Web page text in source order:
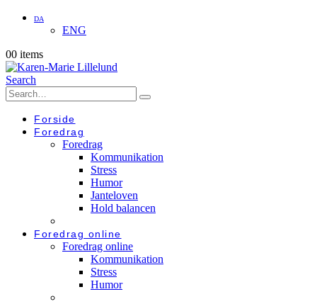
DA
ENG
00 items
Search
Forside
Foredrag
Foredrag
Kommunikation
Stress
Humor
Janteloven
Hold balancen
Foredrag online
Foredrag online
Kommunikation
Stress
Humor